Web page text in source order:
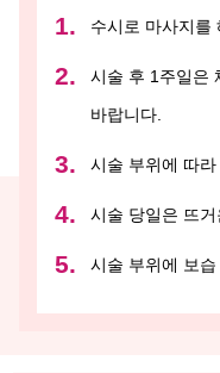
수시로 마사지를
시술 후 1주일은
바랍니다.
시술 부위에 따
시술 당일은 뜨
시술 부위에 보